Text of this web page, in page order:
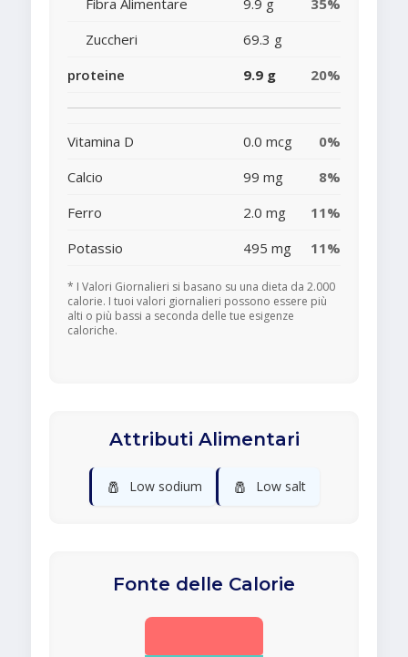
Fibra Alimentare 9.9 g
35%
Zuccheri
69.3 g
proteine
9.9 g 20%
Vitamina D 0.0 mcg
0%
Calcio
99 mg
8%
Ferro
2.0 mg
11%
Potassio
495 mg 11%
* I Valori Giornalieri si basano su una dieta da 2.000
calorie. I tuoi valori giornalieri possono essere più
alti o più bassi a seconda delle tue esigenze
caloriche.
Attributi Alimentari
🧂 Low sodium 🧂 Low salt
Fonte delle Calorie